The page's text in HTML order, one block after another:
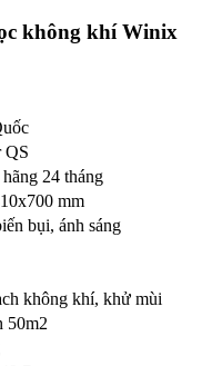
không khí Winix
QS
24 tháng
mm
bụi, ánh sáng
không khí, khử mùi
50m2